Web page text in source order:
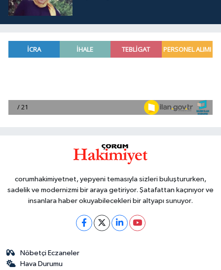
corumhakimiyetnet, yepyeni temasıyla sizleri buluştururken,
sadelik ve modernizmi bir araya getiriyor. Şatafattan kaçınıyor ve
insanlara haber okuyabilecekleri bir altyapı sunuyor.
Nöbetçi Eczaneler
Hava Durumu